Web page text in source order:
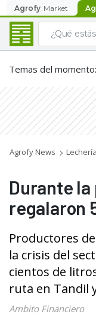
Agrofy Market
Temas del momento:
Agrofy News Lechería
Durante
regalaron
Productores
la crisis del
cientos de
ruta en Tandil
Ambito Financiero